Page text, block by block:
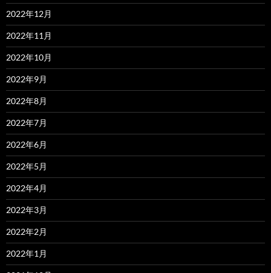
2022年12月
2022年11月
2022年10月
2022年9月
2022年8月
2022年7月
2022年6月
2022年5月
2022年4月
2022年3月
2022年2月
2022年1月